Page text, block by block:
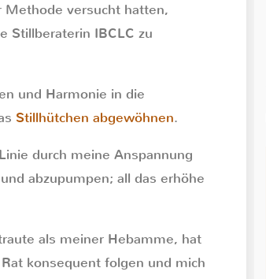
Methode versucht hatten,
Stillberaterin IBCLC zu
und Harmonie in die
Stillhütchen abgewöhnen.
durch meine Anspannung
abzupumpen; all das erhöhe
als meiner Hebamme, hat
konsequent folgen und mich
Milchstau und Milchbläschen: